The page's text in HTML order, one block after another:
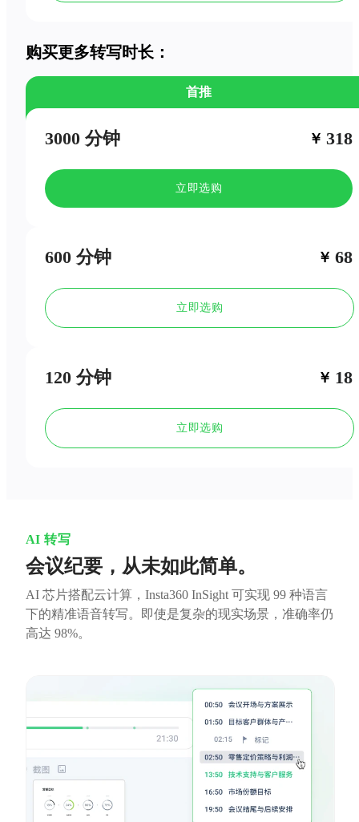
会议大纲
购买更多转写时长：
120 分钟 ￥ 18
立即选购
600 分钟 ￥ 68
立即选购
首推
3000 分钟 ￥ 318
立即选购
AI 转写
会议纪要，从未如此简单。
AI 芯片搭配云计算，Insta360 InSight 可实现 99 种语言
下的精准语音转写。即使是复杂的现实场景，准确率仍
高达 98%。